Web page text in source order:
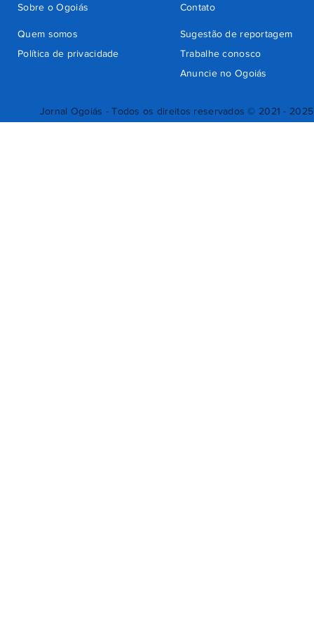
Jornal Ogoiás - Todos os direitos reservados © 2021 - 2025
Quem somos
Sugestão de reportagem
Trabalhe conosco
Política de privacidade
Anuncie no Ogoiás
Contato
Sobre o Ogoiás